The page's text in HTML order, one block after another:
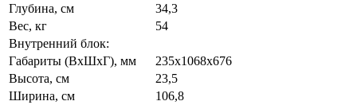
Глубина, см
34,3
Вес, кг
54
Внутренний блок:
Габариты (ВхШхГ), мм
235x1068x676
Высота, см
23,5
Ширина, см
106,8